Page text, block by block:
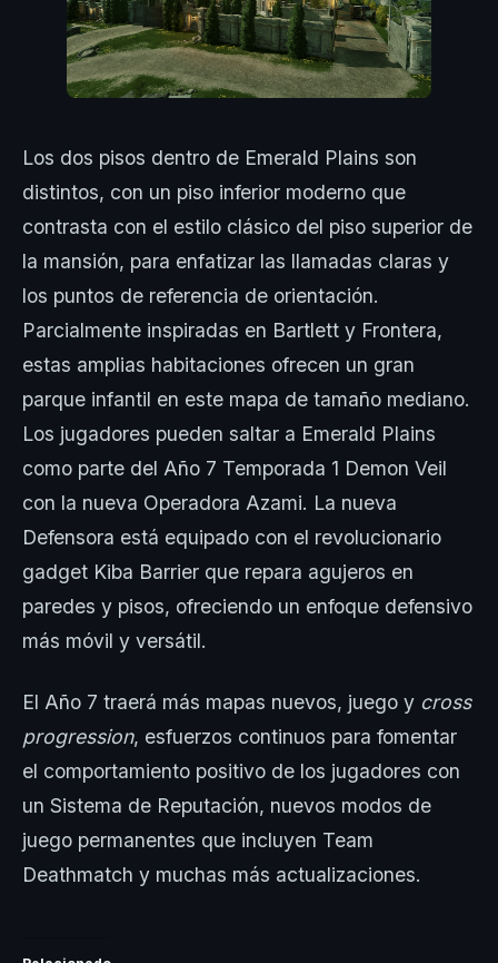
Los dos pisos dentro de Emerald Plains son
distintos, con un piso inferior moderno que
contrasta con el estilo clásico del piso superior de
la mansión, para enfatizar las llamadas claras y
los puntos de referencia de orientación.
Parcialmente inspiradas en Bartlett y Frontera,
estas amplias habitaciones ofrecen un gran
parque infantil en este mapa de tamaño mediano.
Los jugadores pueden saltar a Emerald Plains
como parte del Año 7 Temporada 1 Demon Veil
con la nueva Operadora Azami. La nueva
Defensora está equipado con el revolucionario
gadget Kiba Barrier que repara agujeros en
paredes y pisos, ofreciendo un enfoque defensivo
más móvil y versátil.
El Año 7 traerá más mapas nuevos, juego y cross
progression, esfuerzos continuos para fomentar
el comportamiento positivo de los jugadores con
un Sistema de Reputación, nuevos modos de
juego permanentes que incluyen Team
Deathmatch y muchas más actualizaciones.